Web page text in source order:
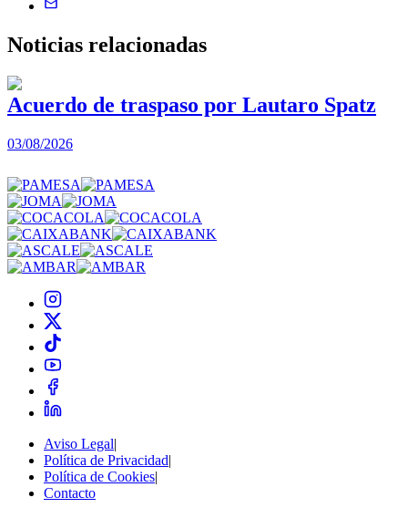
Noticias relacionadas
Acuerdo de traspaso por Lautaro Spatz
03/08/2026
Aviso Legal|
Política de Privacidad|
Política de Cookies|
Contacto